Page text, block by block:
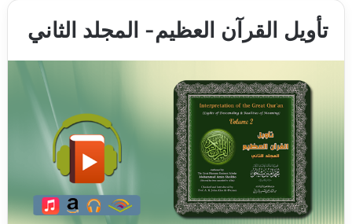
تأويل القرآن العظيم- المجلد الثاني